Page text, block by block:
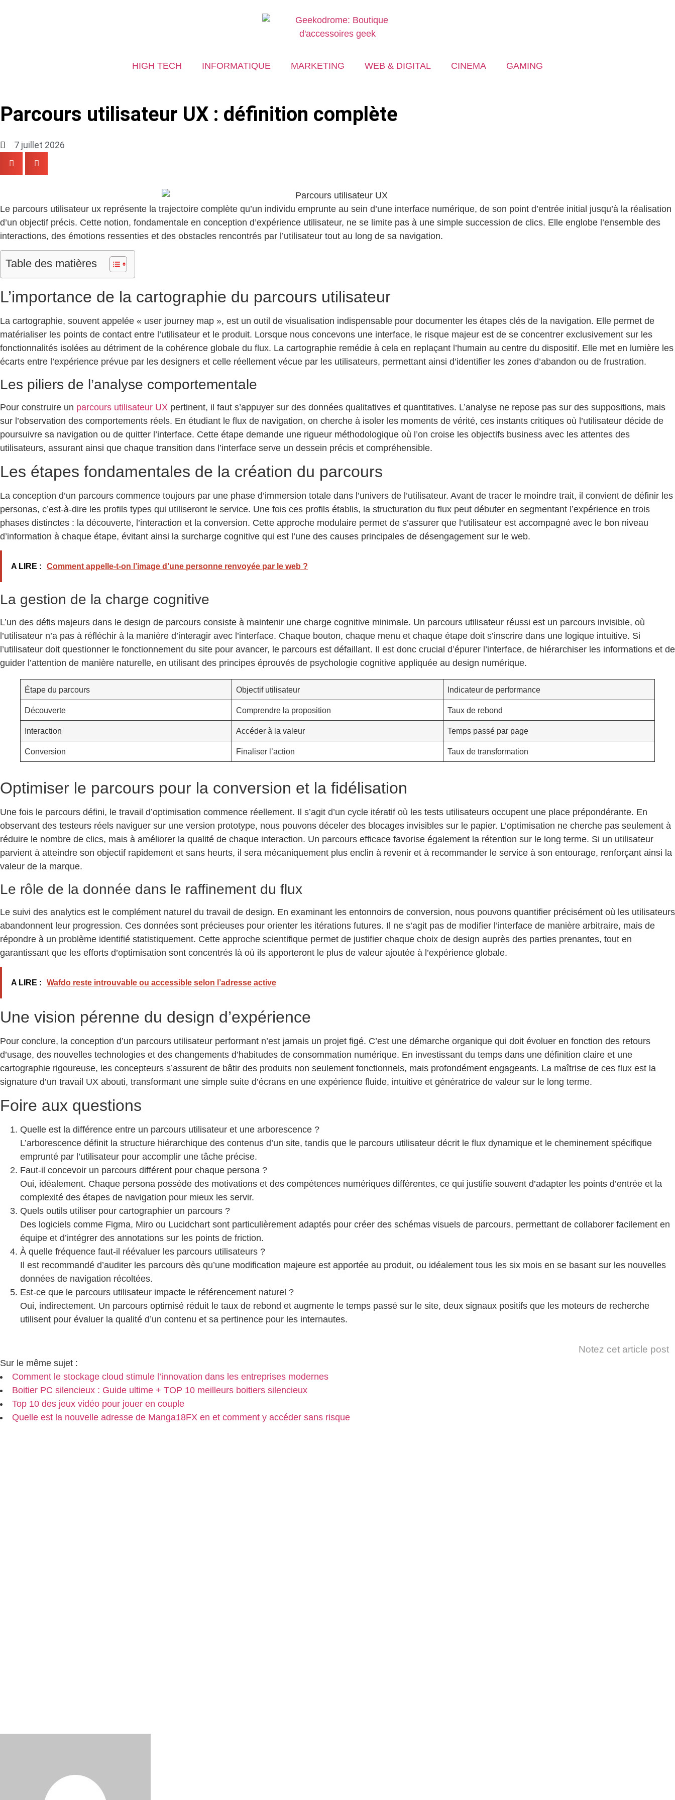
HIGH TECH INFORMATIQUE MARKETING WEB & DIGITAL CINEMA GAMING
Parcours utilisateur UX : définition complète
7 juillet 2026
Le parcours utilisateur ux représente la trajectoire complète qu’un individu emprunte au sein d’une interface numérique, de son point d’entrée initial jusqu’à la réalisation
d’un objectif précis. Cette notion, fondamentale en conception d’expérience utilisateur, ne se limite pas à une simple succession de clics. Elle englobe l’ensemble des
interactions, des émotions ressenties et des obstacles rencontrés par l’utilisateur tout au long de sa navigation.
Table des matières
L’importance de la cartographie du parcours utilisateur
La cartographie, souvent appelée « user journey map », est un outil de visualisation indispensable pour documenter les étapes clés de la navigation. Elle permet de
matérialiser les points de contact entre l’utilisateur et le produit. Lorsque nous concevons une interface, le risque majeur est de se concentrer exclusivement sur les
fonctionnalités isolées au détriment de la cohérence globale du flux. La cartographie remédie à cela en replaçant l’humain au centre du dispositif. Elle met en lumière les
écarts entre l’expérience prévue par les designers et celle réellement vécue par les utilisateurs, permettant ainsi d’identifier les zones d’abandon ou de frustration.
Les piliers de l’analyse comportementale
Pour construire un parcours utilisateur UX pertinent, il faut s’appuyer sur des données qualitatives et quantitatives. L’analyse ne repose pas sur des suppositions, mais
sur l’observation des comportements réels. En étudiant le flux de navigation, on cherche à isoler les moments de vérité, ces instants critiques où l’utilisateur décide de
poursuivre sa navigation ou de quitter l’interface. Cette étape demande une rigueur méthodologique où l’on croise les objectifs business avec les attentes des
utilisateurs, assurant ainsi que chaque transition dans l’interface serve un dessein précis et compréhensible.
Les étapes fondamentales de la création du parcours
La conception d’un parcours commence toujours par une phase d’immersion totale dans l’univers de l’utilisateur. Avant de tracer le moindre trait, il convient de définir les
personas, c’est-à-dire les profils types qui utiliseront le service. Une fois ces profils établis, la structuration du flux peut débuter en segmentant l’expérience en trois
phases distinctes : la découverte, l’interaction et la conversion. Cette approche modulaire permet de s’assurer que l’utilisateur est accompagné avec le bon niveau
d’information à chaque étape, évitant ainsi la surcharge cognitive qui est l’une des causes principales de désengagement sur le web.
A LIRE : Comment appelle-t-on l’image d’une personne renvoyée par le web ?
La gestion de la charge cognitive
L’un des défis majeurs dans le design de parcours consiste à maintenir une charge cognitive minimale. Un parcours utilisateur réussi est un parcours invisible, où
l’utilisateur n’a pas à réfléchir à la manière d’interagir avec l’interface. Chaque bouton, chaque menu et chaque étape doit s’inscrire dans une logique intuitive. Si
l’utilisateur doit questionner le fonctionnement du site pour avancer, le parcours est défaillant. Il est donc crucial d’épurer l’interface, de hiérarchiser les informations et de
guider l’attention de manière naturelle, en utilisant des principes éprouvés de psychologie cognitive appliquée au design numérique.
Étape du parcours Objectif utilisateur Indicateur de performance
Découverte Comprendre la proposition Taux de rebond
Interaction Accéder à la valeur Temps passé par page
Conversion Finaliser l’action Taux de transformation
Optimiser le parcours pour la conversion et la fidélisation
Une fois le parcours défini, le travail d’optimisation commence réellement. Il s’agit d’un cycle itératif où les tests utilisateurs occupent une place prépondérante. En
observant des testeurs réels naviguer sur une version prototype, nous pouvons déceler des blocages invisibles sur le papier. L’optimisation ne cherche pas seulement à
réduire le nombre de clics, mais à améliorer la qualité de chaque interaction. Un parcours efficace favorise également la rétention sur le long terme. Si un utilisateur
parvient à atteindre son objectif rapidement et sans heurts, il sera mécaniquement plus enclin à revenir et à recommander le service à son entourage, renforçant ainsi la
valeur de la marque.
Le rôle de la donnée dans le raffinement du flux
Le suivi des analytics est le complément naturel du travail de design. En examinant les entonnoirs de conversion, nous pouvons quantifier précisément où les utilisateurs
abandonnent leur progression. Ces données sont précieuses pour orienter les itérations futures. Il ne s’agit pas de modifier l’interface de manière arbitraire, mais de
répondre à un problème identifié statistiquement. Cette approche scientifique permet de justifier chaque choix de design auprès des parties prenantes, tout en
garantissant que les efforts d’optimisation sont concentrés là où ils apporteront le plus de valeur ajoutée à l’expérience globale.
A LIRE : Wafdo reste introuvable ou accessible selon l’adresse active
Une vision pérenne du design d’expérience
Pour conclure, la conception d’un parcours utilisateur performant n’est jamais un projet figé. C’est une démarche organique qui doit évoluer en fonction des retours
d’usage, des nouvelles technologies et des changements d’habitudes de consommation numérique. En investissant du temps dans une définition claire et une
cartographie rigoureuse, les concepteurs s’assurent de bâtir des produits non seulement fonctionnels, mais profondément engageants. La maîtrise de ces flux est la
signature d’un travail UX abouti, transformant une simple suite d’écrans en une expérience fluide, intuitive et génératrice de valeur sur le long terme.
Foire aux questions
Quelle est la différence entre un parcours utilisateur et une arborescence ?
L’arborescence définit la structure hiérarchique des contenus d’un site, tandis que le parcours utilisateur décrit le flux dynamique et le cheminement spécifique
emprunté par l’utilisateur pour accomplir une tâche précise.
Faut-il concevoir un parcours différent pour chaque persona ?
Oui, idéalement. Chaque persona possède des motivations et des compétences numériques différentes, ce qui justifie souvent d’adapter les points d’entrée et la
complexité des étapes de navigation pour mieux les servir.
Quels outils utiliser pour cartographier un parcours ?
Des logiciels comme Figma, Miro ou Lucidchart sont particulièrement adaptés pour créer des schémas visuels de parcours, permettant de collaborer facilement en
équipe et d’intégrer des annotations sur les points de friction.
À quelle fréquence faut-il réévaluer les parcours utilisateurs ?
Il est recommandé d’auditer les parcours dès qu’une modification majeure est apportée au produit, ou idéalement tous les six mois en se basant sur les nouvelles
données de navigation récoltées.
Est-ce que le parcours utilisateur impacte le référencement naturel ?
Oui, indirectement. Un parcours optimisé réduit le taux de rebond et augmente le temps passé sur le site, deux signaux positifs que les moteurs de recherche
utilisent pour évaluer la qualité d’un contenu et sa pertinence pour les internautes.
Notez cet article post
Sur le même sujet :
Comment le stockage cloud stimule l’innovation dans les entreprises modernes
Boitier PC silencieux : Guide ultime + TOP 10 meilleurs boitiers silencieux
Top 10 des jeux vidéo pour jouer en couple
Quelle est la nouvelle adresse de Manga18FX en et comment y accéder sans risque